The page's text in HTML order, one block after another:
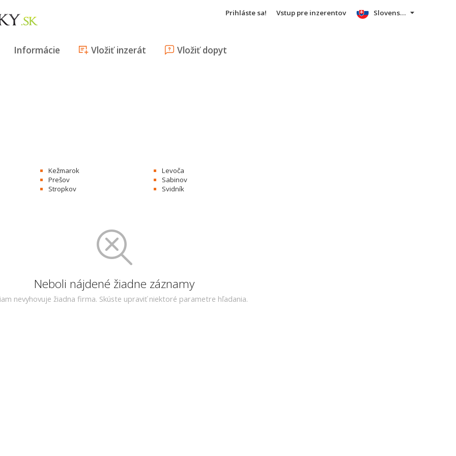
Prihláste sa! Vstup pre inzerentov
Informácie Vložiť inzerát Vložiť dopyt
Slovensky
Kežmarok
Levoča
Prešov
Sabinov
Stropkov
Svidník
Neboli nájdené žiadne záznamy
nevyhovuje žiadna firma. Skúste upraviť niektoré parametre hľadania.